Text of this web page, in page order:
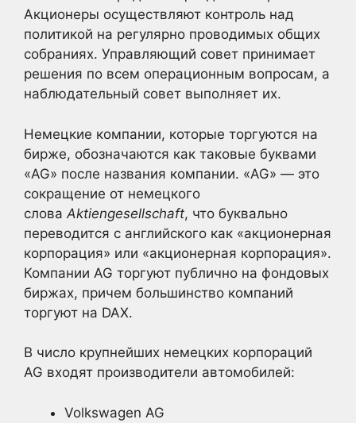
Акционеры осуществляют контроль над
политикой на регулярно проводимых общих
собраниях. Управляющий совет принимает
решения по всем операционным вопросам, а
наблюдательный совет выполняет их.
Немецкие компании, которые торгуются на
бирже, обозначаются как таковые буквами
«AG» после названия компании. «AG» — это
сокращение от немецкого
слова Aktiengesellschaft, что буквально
переводится с английского как «акционерная
корпорация» или «акционерная корпорация».
Компании AG торгуют публично на фондовых
биржах, причем большинство компаний
торгуют на DAX.
В число крупнейших немецких корпораций
AG входят производители автомобилей:
Volkswagen AG